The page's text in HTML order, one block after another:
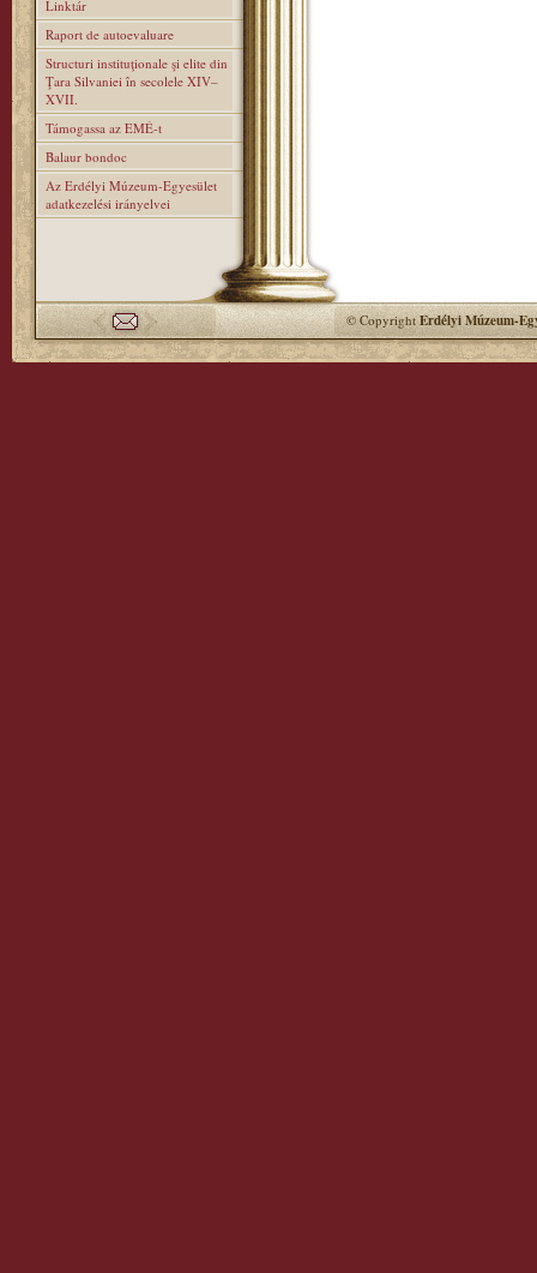
Linktár
Raport de autoevaluare
Structuri instituţionale şi elite din
Ţara Silvaniei în secolele XIV–
XVII.
Támogassa az EMÉ-t
Balaur bondoc
Az Erdélyi Múzeum-Egyesület
adatkezelési irányelvei
© CopyrightErdélyi Múzeum-